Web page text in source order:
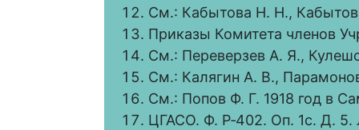
См.: Кабытова Н. Н., Кабытов
Приказы Комитета членов
См.: Переверзев А. Я.,
См.: Калягин А. В.,
См.: Попов Ф. Г. 1918 год в
ЦГАСО. Ф. Р‑402. Оп. 1с. Д. 5.